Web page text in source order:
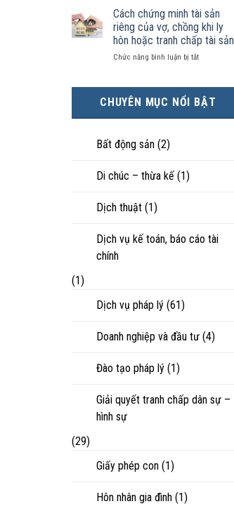
thực
tế?
chia
như
nào?
tế
tốt
hơn
cũng
được
con
ly
hôn
khi
hôn
nhân
Góc
nhìn
Cách chứng minh tài sản
riêng của vợ, chồng khi ly
hôn hoặc tranh chấp tài sản
Chức năng bình luận bị tắtở
tài
chấp
CHUYÊN MỤC NỔI BẬT
Bất động sản (2)
Di chúc – thừa kế (1)
Dịch thuật (1)
Dịch vụ kế toán, báo cáo tài
chính
(1)
Dịch vụ pháp lý (61)
Doanh nghiệp và đầu tư (4)
Đào tạo pháp lý (1)
Giải quyết tranh chấp dân sự –
hình sự
(29)
Giấy phép con (1)
Hôn nhân gia đình (1)